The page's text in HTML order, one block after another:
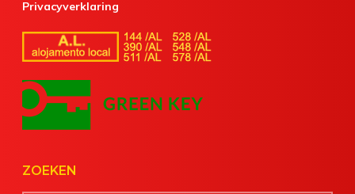
Privacyverklaring
ZOEKEN